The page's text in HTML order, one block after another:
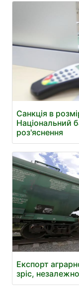
Санкція в
Національний
роз'яснення
Експорт
зріс,